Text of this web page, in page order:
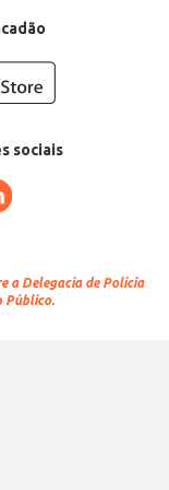
sociais
a Delegacia de Polícia
Público.